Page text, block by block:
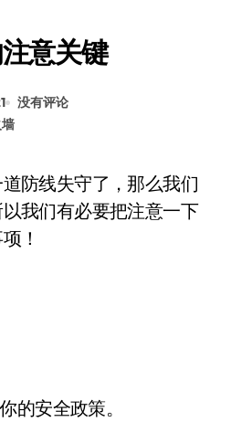
意关键
没有评论
我们有必要把注意一下
！
安全政策。